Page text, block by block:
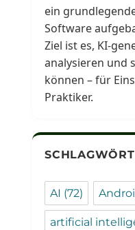
ein
Software
Ziel ist es, KI-
analysieren und
können – für
Praktiker.
AI (72)
artificial